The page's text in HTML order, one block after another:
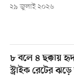
২৯ জুলাই ২০২৬
৮ বলে ৪ ছক্কায়
স্ট্রাইক রেটের